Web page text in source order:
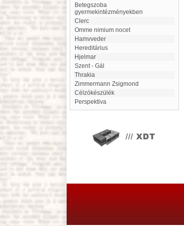
Betegszoba
gyermekintézményekben
Clerc
Omme nimium nocet
Hamvveder
hereditárius
Hjelmar
Szent - Gál
Thrakia
Zimmermann Zsigmond
Célzókészülék
Perspektiva